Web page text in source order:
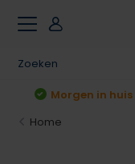
Morgen in huis
Home